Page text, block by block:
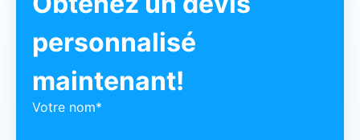
personnalisé
maintenant!
Votre nom*